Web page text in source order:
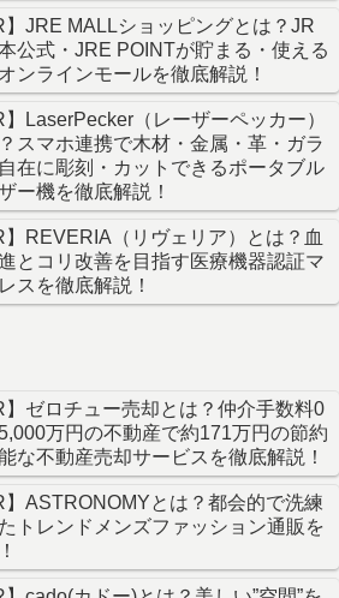
】JRE MALLショッピングとは？JR
公式・JRE POINTが貯まる・使える
ンラインモールを徹底解説！
】LaserPecker（レーザーペッカー）
スマホ連携で木材・金属・革・ガラ
在に彫刻・カットできるポータブル
ー機を徹底解説！
】REVERIA（リヴェリア）とは？血
とコリ改善を目指す医療機器認証マ
スを徹底解説！
】ゼロチュー売却とは？仲介手数料0
万円の不動産で約171万円の節約
な不動産売却サービスを徹底解説！
】ASTRONOMYとは？都会的で洗練
トレンドメンズファッション通販を